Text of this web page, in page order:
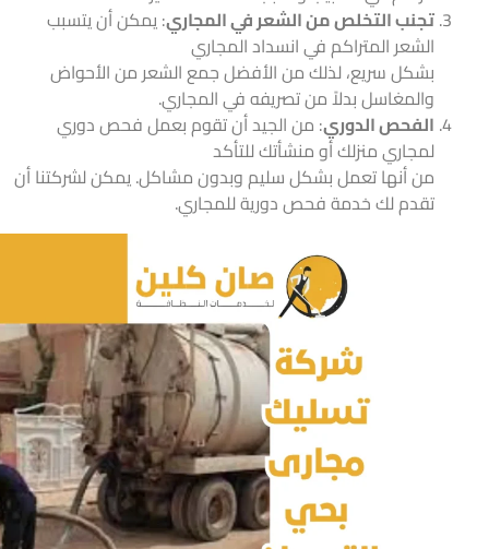
تجنب التخلص من الشعر في المجاري: يمكن أن يتسبب
الشعر المتراكم في انسداد المجاري
بشكل سريع، لذلك من الأفضل جمع الشعر من الأحواض
والمغاسل بدلاً من تصريفه في المجاري.
الفحص الدوري: من الجيد أن تقوم بعمل فحص دوري
لمجاري منزلك أو منشأتك للتأكد
من أنها تعمل بشكل سليم وبدون مشاكل. يمكن لشركتنا أن
تقدم لك خدمة فحص دورية للمجاري.